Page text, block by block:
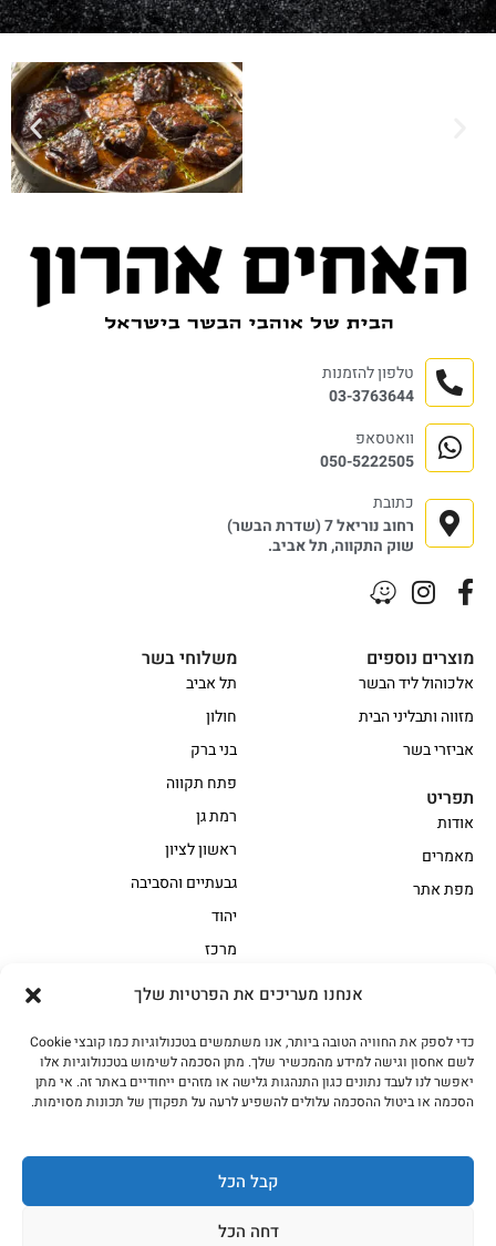
אנחנו מעריכים את הפרטיות שלך
כדי לספק את החוויה הטובה ביותר, אנו משתמשים בטכנולוגיות כמו קובצי Cookie
לשם אחסון וגישה למידע מהמכשיר שלך. מתן הסכמה לשימוש בטכנולוגיות אלו
יאפשר לנו לעבד נתונים כגון התנהגות גלישה או מזהים ייחודיים באתר זה. אי מתן
הסכמה או ביטול ההסכמה עלולים להשפיע לרעה על תפקודן של תכונות מסוימות.
קבל הכל
דחה הכל
אווז
בשר בקר משובח
בשר בקר עגלה משובח
בשר למעשנת
הודו
חלקים אחוריים
מיוחדי מסורת1
נתחי פנים
עוף
משלוחי בשר
תל אביב
חולון
בני ברק
פתח תקווה
רמת גן
ראשון לציון
גבעתיים והסביבה
יהוד
מרכז
מוצרים נוספים
אלכוהול ליד הבשר
מזווה ותבליני הבית
אביזרי בשר
תפריט
אודות
מאמרים
מפת אתר
טלפון להזמנות
03-3763644
וואטסאפ
050-5222505
כתובת
רחוב נוריאל 7 (שדרת הבשר)
שוק התקווה, תל אביב.